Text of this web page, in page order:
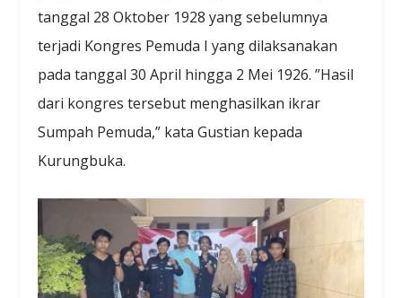
tanggal 28 Oktober 1928 yang sebelumnya
terjadi Kongres Pemuda I yang dilaksanakan
pada tanggal 30 April hingga 2 Mei 1926. ”Hasil
dari kongres tersebut menghasilkan ikrar
Sumpah Pemuda,” kata Gustian kepada
Kurungbuka.